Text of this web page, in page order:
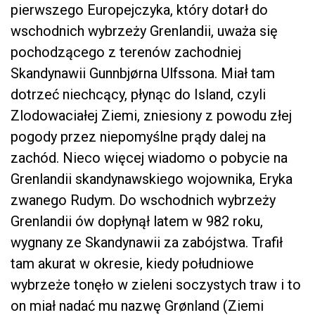
pierwszego Europejczyka, który dotarł do
wschodnich wybrzeży Grenlandii, uważa się
pochodzącego z terenów zachodniej
Skandynawii Gunnbjørna Ulfssona. Miał tam
dotrzeć niechcący, płynąc do Island, czyli
Zlodowaciałej Ziemi, zniesiony z powodu złej
pogody przez niepomyślne prądy dalej na
zachód. Nieco więcej wiadomo o pobycie na
Grenlandii skandynawskiego wojownika, Eryka
zwanego Rudym. Do wschodnich wybrzeży
Grenlandii ów dopłynął latem w 982 roku,
wygnany ze Skandynawii za zabójstwa. Trafił
tam akurat w okresie, kiedy południowe
wybrzeże tonęło w zieleni soczystych traw i to
on miał nadać mu nazwę Grønland (Ziemi